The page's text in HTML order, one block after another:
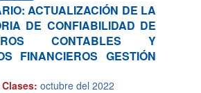
ACTUALIZACIÓN DE LA
DE CONFIABILIDAD DE
CONTABLES Y
FINANCIEROS GESTIÓN
octubre del 2022